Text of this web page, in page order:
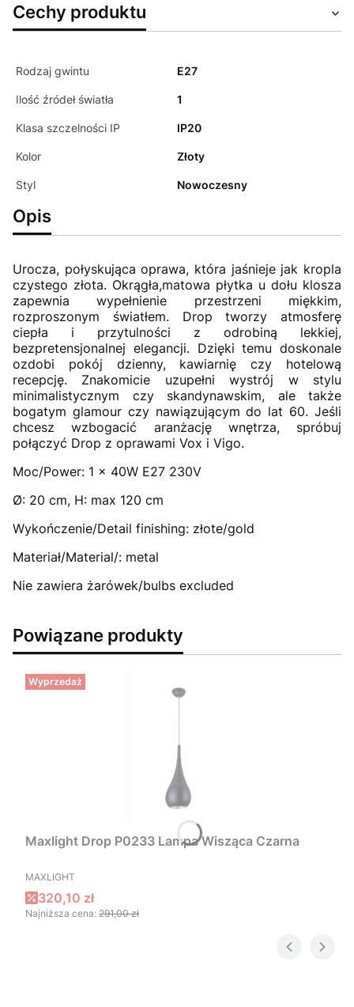
Cechy produktu
Rodzaj gwintu E27
Ilość źródeł światła 1
Klasa szczelności IP IP20
Kolor Złoty
Styl Nowoczesny
Opis
Urocza, połyskująca oprawa, która jaśnieje jak kropla
czystego złota. Okrągła,matowa płytka u dołu klosza
zapewnia wypełnienie przestrzeni miękkim,
rozproszonym światłem. Drop tworzy atmosferę
ciepła i przytulności z odrobiną lekkiej,
bezpretensjonalnej elegancji. Dzięki temu doskonale
ozdobi pokój dzienny, kawiarnię czy hotelową
recepcję. Znakomicie uzupełni wystrój w stylu
minimalistycznym czy skandynawskim, ale także
bogatym glamour czy nawiązującym do lat 60. Jeśli
chcesz wzbogacić aranżację wnętrza, spróbuj
połączyć Drop z oprawami Vox i Vigo.
Moc/Power: 1 x 40W E27 230V
Ø: 20 cm, H: max 120 cm
Wykończenie/Detail finishing: złote/gold
Materiał/Material/: metal
Nie zawiera żarówek/bulbs excluded
Powiązane produkty
Wyprzedaż
Maxlight Drop P0233 Lampa Wisząca Czarna
PRODUCENT
MAXLIGHT
Cena promocyjna
320,10 zł
Najniższa cena: 291,00 zł